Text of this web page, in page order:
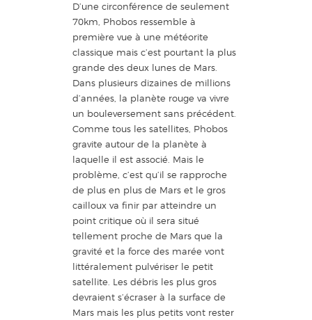
D’une circonférence de seulement
70km, Phobos ressemble à
première vue à une météorite
classique mais c’est pourtant la plus
grande des deux lunes de Mars.
Dans plusieurs dizaines de millions
d’années, la planète rouge va vivre
un bouleversement sans précédent.
Comme tous les satellites, Phobos
gravite autour de la planète à
laquelle il est associé. Mais le
problème, c’est qu’il se rapproche
de plus en plus de Mars et le gros
cailloux va finir par atteindre un
point critique où il sera situé
tellement proche de Mars que la
gravité et la force des marée vont
littéralement pulvériser le petit
satellite. Les débris les plus gros
devraient s’écraser à la surface de
Mars mais les plus petits vont rester